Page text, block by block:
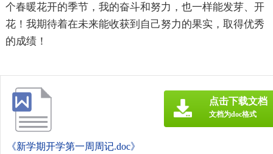
个春暖花开的季节，我的奋斗和努力，也一样能发芽、开
花！我期待着在未来能收获到自己努力的果实，取得优秀
的成绩！
《新学期开学第一周周记.doc》
点击下载文档
文档为doc格式